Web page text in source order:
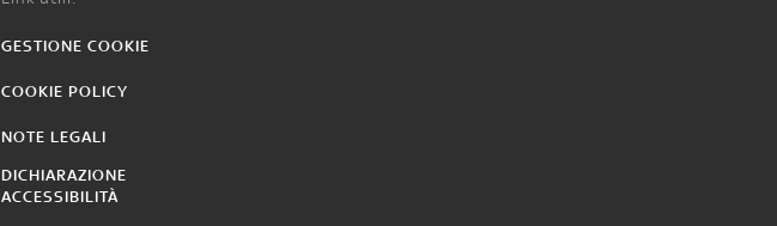
GESTIONE COOKIE
COOKIE POLICY
NOTE LEGALI
DICHIARAZIONE
ACCESSIBILITÀ